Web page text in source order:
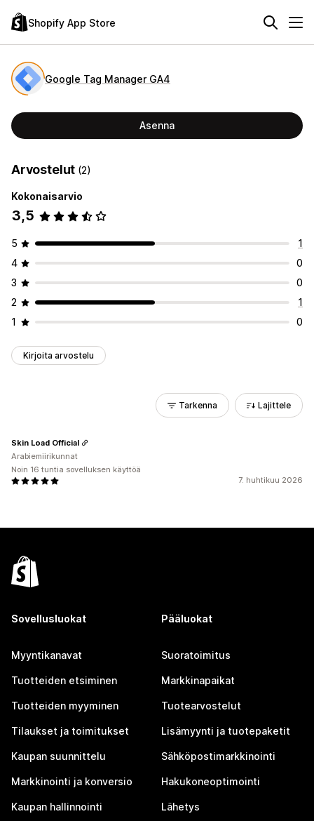
Shopify App Store
Google Tag Manager GA4
Asenna
Arvostelut (2)
Kokonaisarvio
3,5
5
1
4
0
3
0
2
1
1
0
Kirjoita arvostelu
Tarkenna Lajittele
7. huhtikuu 2026
Skin Load Official
Arabiemiirikunnat
Noin 16 tuntia sovelluksen käyttöä
Sovellusluokat
Myyntikanavat
Tuotteiden etsiminen
Tuotteiden myyminen
Tilaukset ja toimitukset
Kaupan suunnittelu
Markkinointi ja konversio
Kaupan hallinnointi
Pääluokat
Suoratoimitus
Markkinapaikat
Tuotearvostelut
Lisämyynti ja tuotepaketit
Sähköpostimarkkinointi
Hakukoneoptimointi
Lähetys